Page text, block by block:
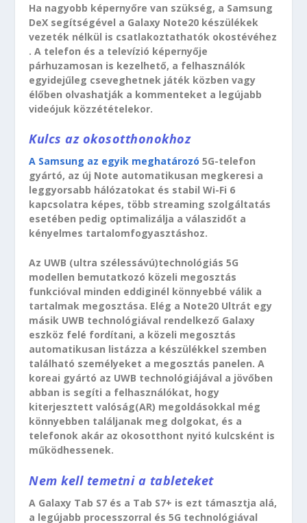
Ha nagyobb képernyőre van szükség, a Samsung
DeX segítségével a Galaxy Note20 készülékek
vezeték nélkül is csatlakoztathatók okostévéhez
. A telefon és a televízió képernyője
párhuzamosan is kezelhető, a felhasználók
egyidejűleg cseveghetnek játék közben vagy
élőben olvashatják a kommenteket a legújabb
videójuk közzétételekor.
Kulcs az okosotthonokhoz
A Samsung az egyik meghatározó 5G-telefon
gyártó, az új Note automatikusan megkeresi a
leggyorsabb hálózatokat és stabil Wi-Fi 6
kapcsolatra képes, több streaming szolgáltatás
esetében pedig optimalizálja a válaszidőt a
kényelmes tartalomfogyasztáshoz.
Az UWB (ultra szélessávú)technológiás 5G
modellen bemutatkozó közeli megosztás
funkcióval minden eddiginél könnyebbé válik a
tartalmak megosztása. Elég a Note20 Ultrát egy
másik UWB technológiával rendelkező Galaxy
eszköz felé fordítani, a közeli megosztás
automatikusan listázza a készülékkel szemben
található személyeket a megosztás panelen. A
koreai gyártó az UWB technológiájával a jövőben
abban is segíti a felhasználókat, hogy
kiterjesztett valóság(AR) megoldásokkal még
könnyebben találjanak meg dolgokat, és a
telefonok akár az okosotthont nyitó kulcsként is
működhessenek.
Nem kell temetni a tableteket
A Galaxy Tab S7 és a Tab S7+ is ezt támasztja alá,
a legújabb processzorral és 5G technológiával